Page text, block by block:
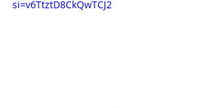
si=v6TtztD8CkQwTCJ2